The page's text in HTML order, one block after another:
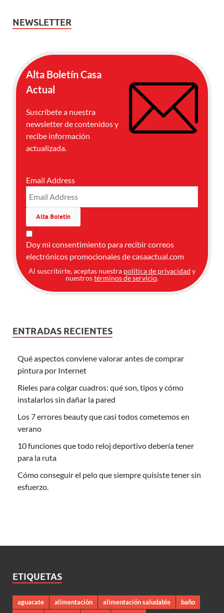
NEWSLETTER
Alta Boletín Casa
Actual
Suscríbete a nuestra
newsletter de contenidos y
recibe información
actualizada.
Email Address
Doy mi consentimiento para recibir correos
electrónicos promocionales de casaactual.com
Al suscribirte, aceptas nuestra política de privacidad y
nuestrostérminos de servicio.
ENTRADAS RECIENTES
Qué aspectos conviene valorar antes de comprar
pintura por Internet
Rieles para colgar cuadros: qué son, tipos y cómo
instalarlos sin dañar la pared
Los 7 errores beauty que casi todos cometemos en
verano
10 funciones que todo reloj deportivo debería tener
para la ruta
Cómo conseguir el pelo que siempre quisiste tener sin
esfuerzo.
ETIQUETAS
aguacate alimentación alimentación saludable
baño